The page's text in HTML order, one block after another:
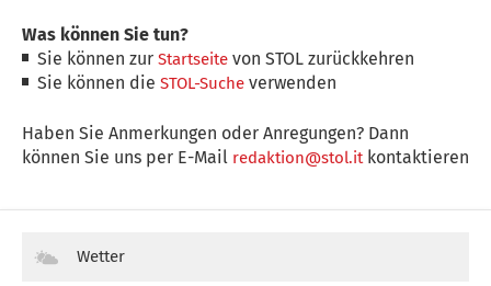
Was können Sie tun?
Sie können zurStartseite von STOL zurückkehren
Sie können dieSTOL-Suche verwenden
Haben Sie Anmerkungen oder Anregungen? Dann
können Sie uns per E-Mail redaktion@stol.itkontaktieren
Wetter